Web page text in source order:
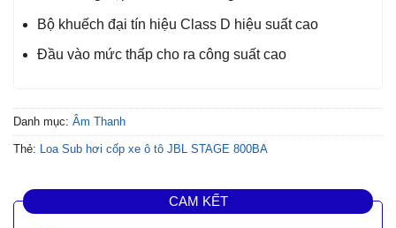
Bộ khuếch đại tín hiệu Class D hiệu suất cao
Đầu vào mức thấp cho ra công suất cao
Danh mục: Âm Thanh
Thẻ: Loa Sub hơi cốp xe ô tô JBL STAGE 800BA
CAM KẾT